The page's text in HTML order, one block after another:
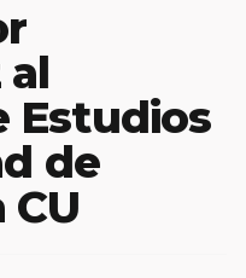
al
Estudios
de